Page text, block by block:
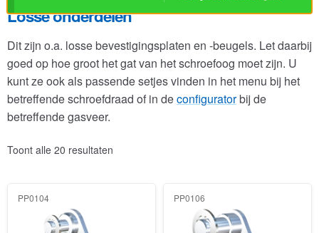
Losse onderdelen
Dit zijn o.a. losse bevestigingsplaten en -beugels. Let daarbij
goed op hoe groot het gat van het schroefoog moet zijn. U
kunt ze ook als passende setjes vinden in het menu bij het
betreffende schroefdraad of in deconfiguratorbij de
betreffende gasveer.
Toont alle 20 resultaten
PP0104 PP0106